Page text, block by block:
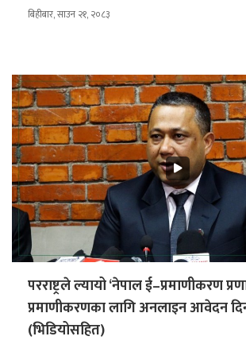
बिहीबार, साउन २१, २०८३
परराष्ट्रले ल्यायो ‘नेपाल ई–प्रमाणीकरण
प्रमाणीकरणका लागि अनलाइन आवेदन
(भिडियोसहित)